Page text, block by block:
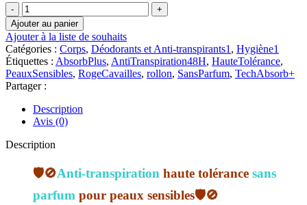
quantité
de
Rogé
cavaillès
Déo
Absorb+
Regulateur
Sans
Parfum
48h
Roll-
on
50ml
Ajouter au panier
Ajouter à la liste de souhaits
Catégories : Corps, Déodorants et Anti-transpirants1 , Hygiène1
Étiquettes : AbsorbPlus, AntiTranspiration48H, HauteTolérance,
PeauxSensibles, RogeCavailles, rollon, SansParfum, TechAbsorb+
Partager :
Description
Avis (0)
Description
🛡️🚫Anti-transpiration haute tolérance sans
parfum pour peaux sensibles🛡️🚫